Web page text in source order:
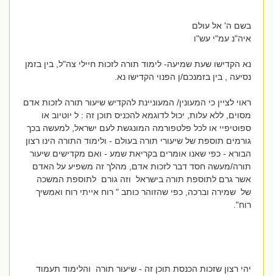
בשם ה' אל עולם
איה"נ עמ"י עש"ו
נא הקדישו שעת שמיעה- לימוד תורה לזכות חיילי צה"ל, בין בזמן
נסיעה , בין בזמנכם/ן הפנוי הקדישו נא.
ראוי לציין כי המעונין/ המעוניינת להקדיש שיעור תורה לזכות אדם
מסוים, ללא עלות, יכול לדוגמא להכניס תוכן זה : ל יוטיוב או
ספוטיפיי או לכל פלטפורמה המונגשת לעם ישראל, למעשה בכך
גורמים תוספת של שיעורי תורה בעולם - ולימוד התורה הינו רצון
הבורא - כפי שאנו אומרים בקריאת שמע - ואם מקדישים שיעור
תורה/מעשה חסד דבר לזכות אדם, מהלך זה משפיע על האדם
אשר גרם לתוספת תורה בישראל וזה גורם לתוספת המשכה
של שמירה וברכה, כפי שהזוהר כותב " רוח אייתי רוח ואמשיך
רוח".
יהי רצון שזכות הכנסת תוכן זה - שיעור תורה והלימוד תעמוד